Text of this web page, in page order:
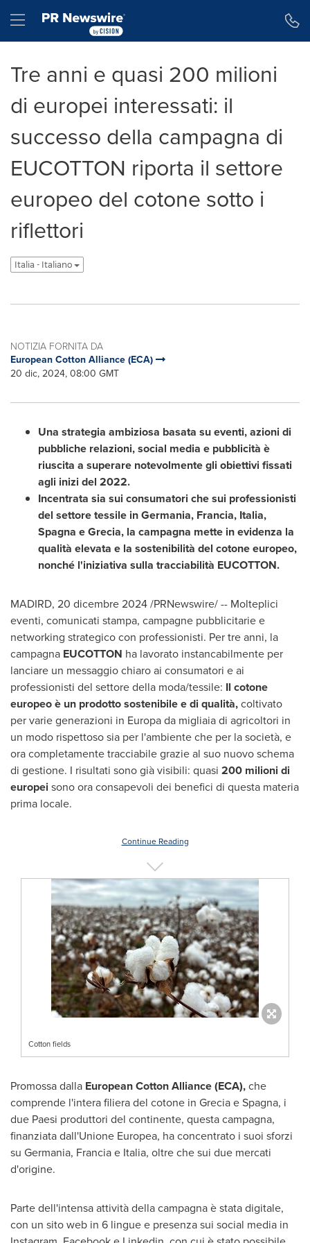
Hamburger menu
Tre anni e quasi 200 milioni
di europei interessati: il
successo della campagna di
EUCOTTON riporta il settore
europeo del cotone sotto i
riflettori
Italia - Italiano
NOTIZIA FORNITA DA
European Cotton Alliance (ECA)
20 dic, 2024, 08:00 GMT
Una strategia ambiziosa basata su eventi, azioni di
pubbliche relazioni, social media e pubblicità è
riuscita a superare notevolmente gli obiettivi fissati
agli inizi del 2022.
Incentrata sia sui consumatori che sui professionisti
del settore tessile in Germania, Francia, Italia,
Spagna e Grecia, la campagna mette in evidenza la
qualità elevata e la sostenibilità del cotone europeo,
nonché l'iniziativa sulla tracciabilità EUCOTTON.
MADIRD, 20 dicembre 2024/PRNewswire/ -- Molteplici
eventi, comunicati stampa, campagne pubblicitarie e
networking strategico con professionisti. Per tre anni, la
campagna EUCOTTON ha lavorato instancabilmente per
lanciare un messaggio chiaro ai consumatori e ai
professionisti del settore della moda/tessile: Il cotone
europeo è un prodotto sostenibile e di qualità,coltivato
per varie generazioni in Europa da migliaia di agricoltori in
un modo rispettoso sia per l'ambiente che per la società, e
ora completamente tracciabile grazie al suo nuovo schema
di gestione. I risultati sono già visibili: quasi 200 milioni di
europei sono ora consapevoli dei benefici di questa materia
prima locale.
Continue Reading
Cotton fields
Promossa dalla European Cotton Alliance (ECA),che
comprende l'intera filiera del cotone in Grecia e Spagna, i
due Paesi produttori del continente, questa campagna,
finanziata dall'Unione Europea, ha concentrato i suoi sforzi
su Germania, Francia e Italia, oltre che sui due mercati
d'origine.
Parte dell'intensa attività della campagna è stata digitale,
con un sito web in 6 lingue e presenza sui social media in